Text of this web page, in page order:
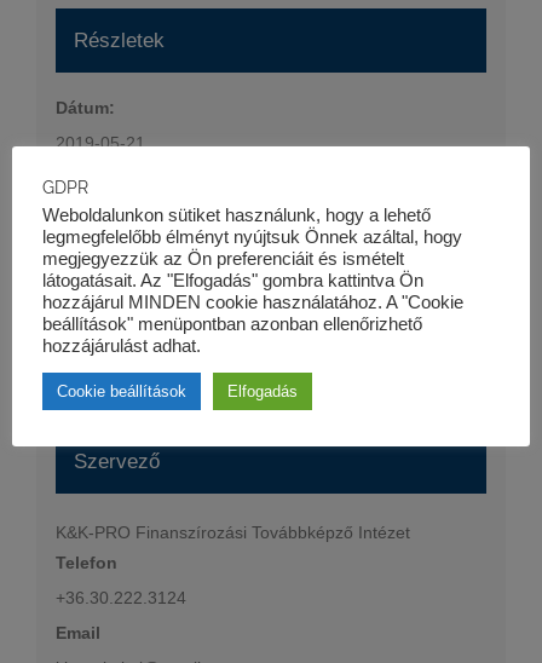
Részletek
Dátum:
2019-05-21
Időpont:
16:30 - 19:00
Esemény kategória:
Szaktanfolyamok
Honlap:
https://kk-pro.hu/oktatas/projektfinanszirozas-tanfolyam/
Szervező
K&K-PRO Finanszírozási Továbbképző Intézet
Telefon
+36.30.222.3124
Email
GDPR
Weboldalunkon sütiket használunk, hogy a lehető
legmegfelelőbb élményt nyújtsuk Önnek azáltal, hogy
megjegyezzük az Ön preferenciáit és ismételt
látogatásait. Az "Elfogadás" gombra kattintva Ön
hozzájárul MINDEN cookie használatához. A "Cookie
beállítások" menüpontban azonban ellenőrizhető
hozzájárulást adhat.
Cookie beállítások Elfogadás